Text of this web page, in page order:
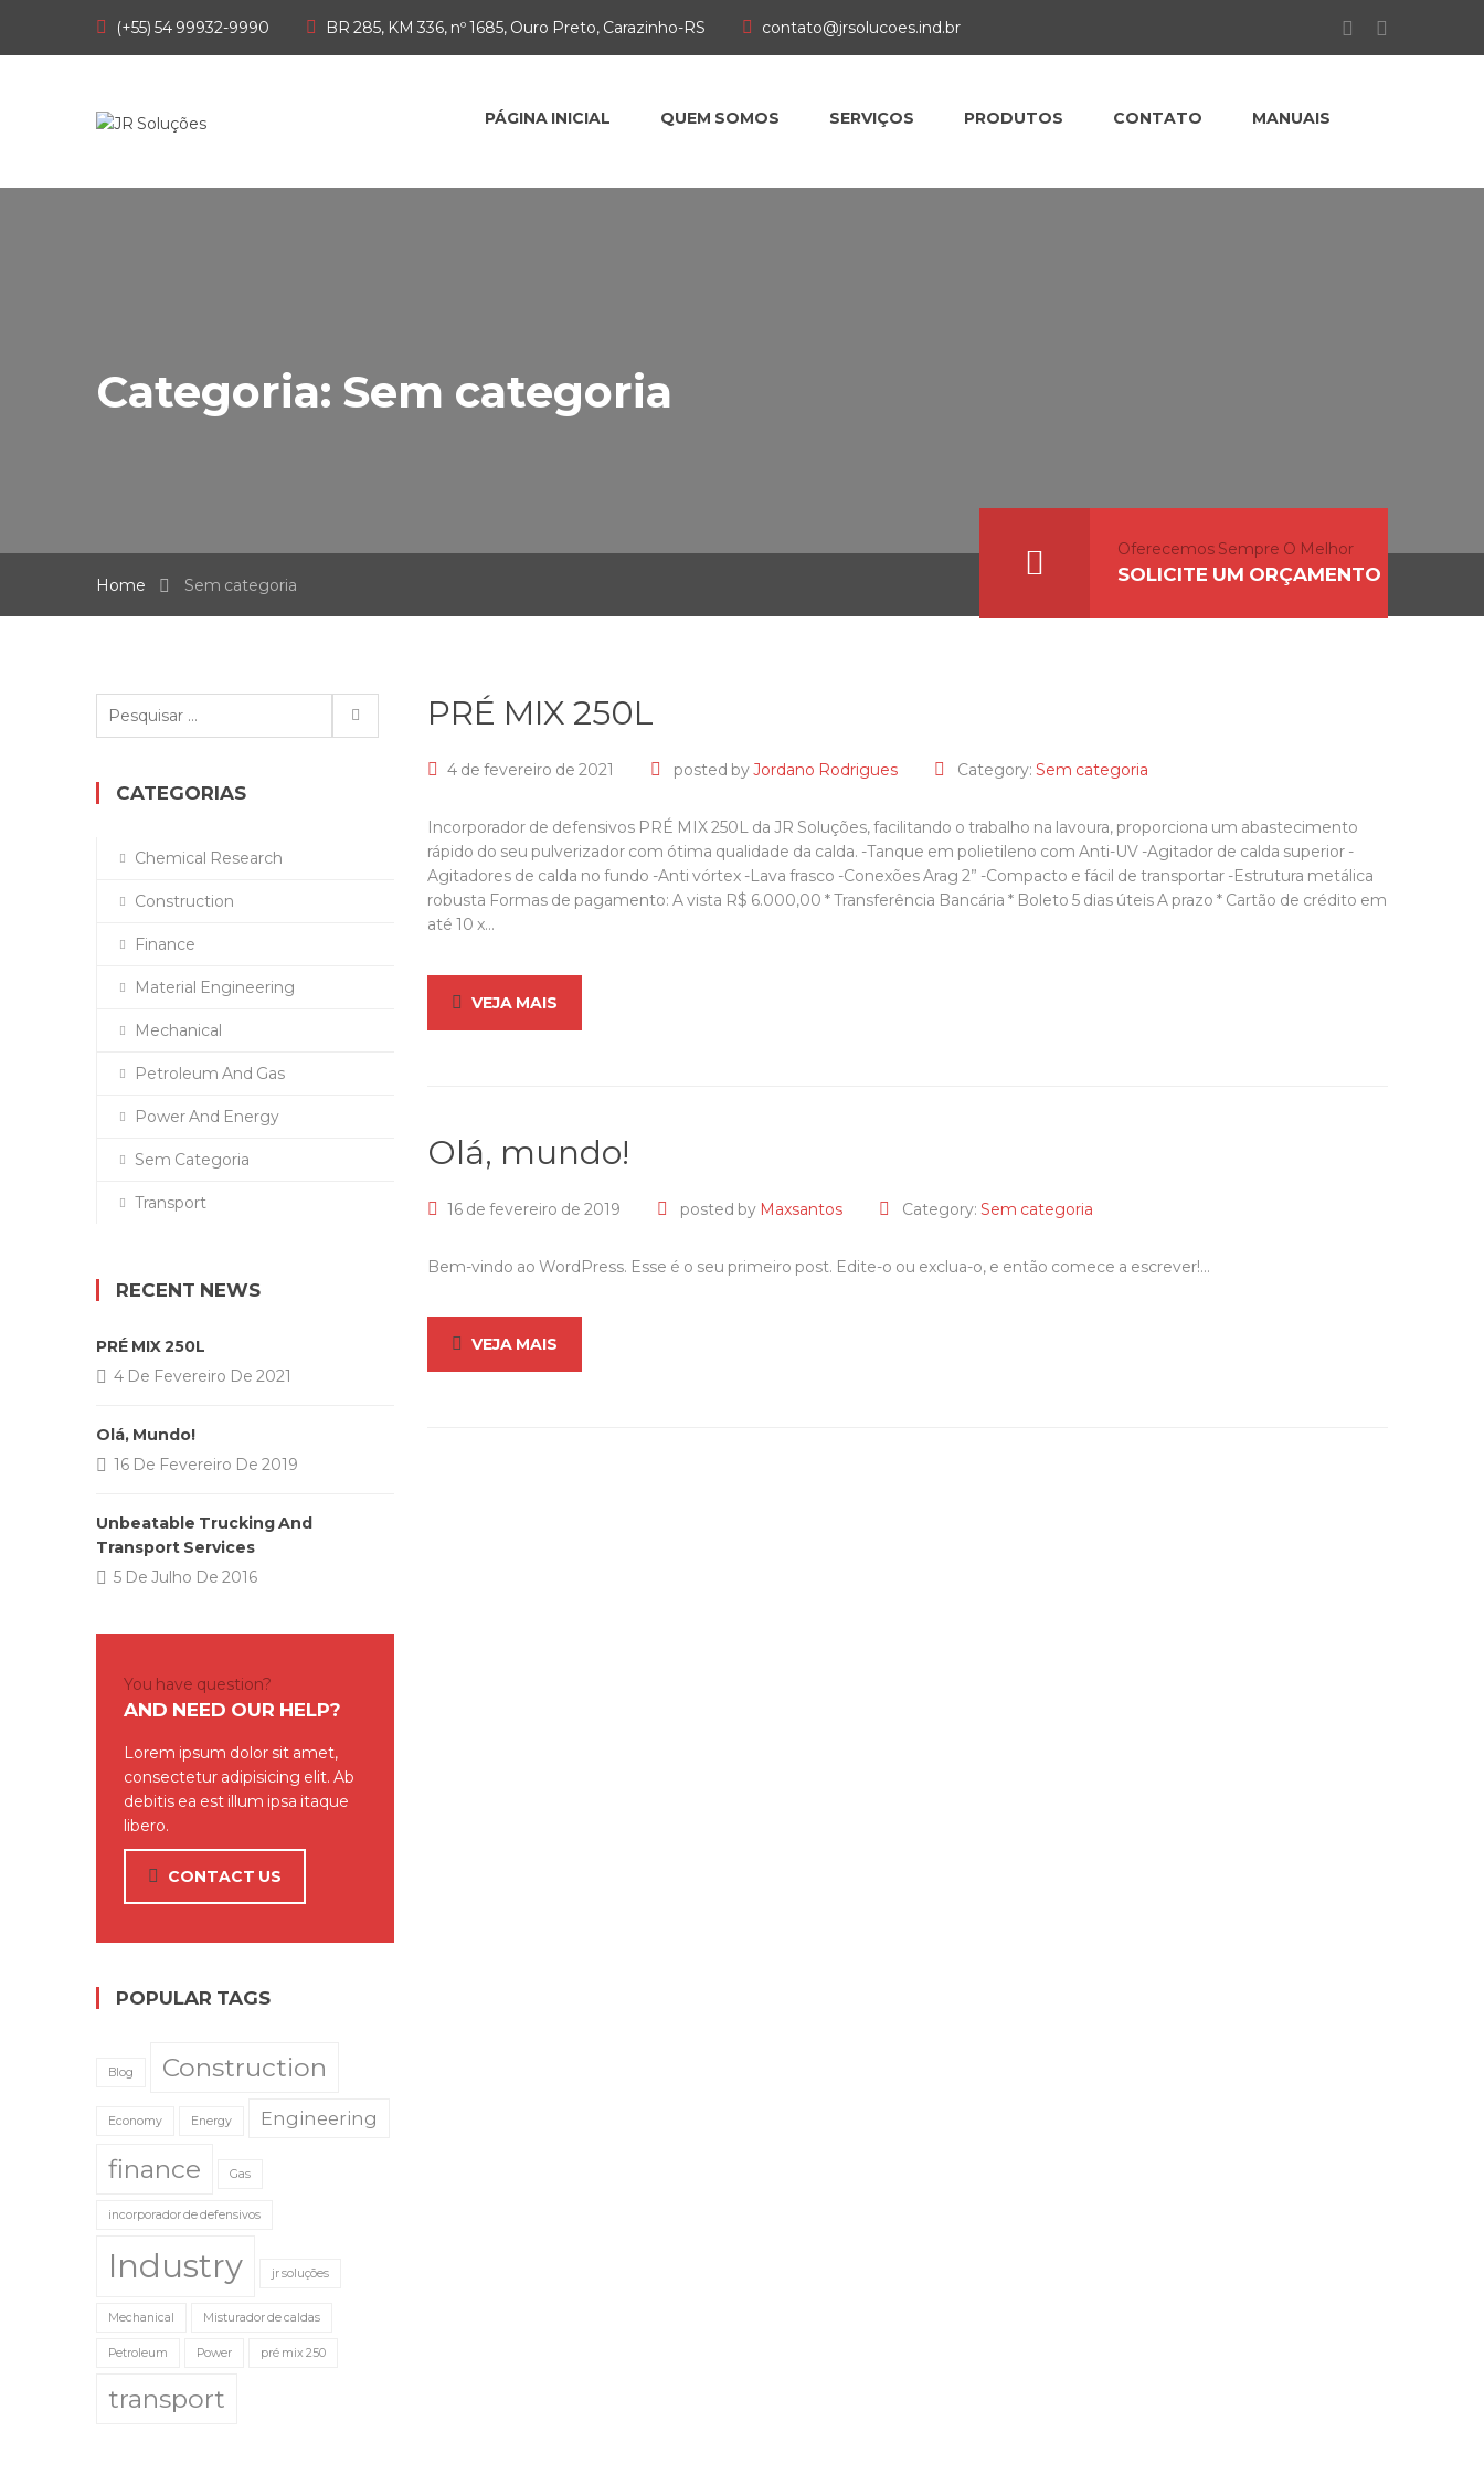
Página Inicial
Produtos
(+55) 54 99932-9990 BR 285, KM 336, nº 1685, Ouro Preto, Carazinho-RS contato@jrsolucoes.ind.br
PÁGINA INICIAL QUEM SOMOS SERVIÇOS PRODUTOS CONTATO MANUAIS
Categoria: Sem categoria
Home Sem categoria
Oferecemos Sempre O Melhor
SOLICITE UM ORÇAMENTO
PRÉ MIX 250L
4 de fevereiro de 2021 posted byJordano Rodrigues Category: Sem categoria
Incorporador de defensivos PRÉ MIX 250L da JR Soluções, facilitando o trabalho na lavoura, proporciona um abastecimento
rápido do seu pulverizador com ótima qualidade da calda. -Tanque em polietileno com Anti-UV -Agitador de calda superior -
Agitadores de calda no fundo -Anti vórtex -Lava frasco -Conexões Arag 2” -Compacto e fácil de transportar -Estrutura metálica
robusta Formas de pagamento: A vista R$ 6.000,00 * Transferência Bancária * Boleto 5 dias úteis A prazo * Cartão de crédito em
até 10 x…
VEJA MAIS
Olá, mundo!
16 de fevereiro de 2019 posted by Maxsantos Category: Sem categoria
Bem-vindo ao WordPress. Esse é o seu primeiro post. Edite-o ou exclua-o, e então comece a escrever!…
VEJA MAIS
Pesquisar
CATEGORIAS
Chemical Research
Construction
Finance
Material Engineering
Mechanical
Petroleum And Gas
Power And Energy
Sem Categoria
Transport
RECENT NEWS
PRÉ MIX 250L
4 De Fevereiro De 2021
Olá, Mundo!
16 De Fevereiro De 2019
Unbeatable Trucking And
Transport Services
5 De Julho De 2016
You have question?
AND NEED OUR HELP?
Lorem ipsum dolor sit amet,
consectetur adipisicing elit. Ab
debitis ea est illum ipsa itaque
libero.
CONTACT US
POPULAR TAGS
Blog Construction
Economy Energy Engineering
finance Gas
incorporador de defensivos
Industry jr soluções
Mechanical Misturador de caldas
Petroleum Power pré mix 250
transport